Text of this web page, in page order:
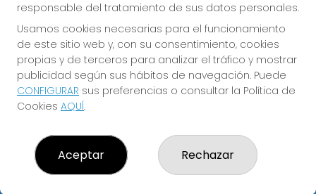
JUGAR LA QUINIELA
LOTERÍA PRECIADOS "EL JOROBADO DE LA SUERTE"
¿Quiénes somos?
Comprar lotería
Resultados
Contacto
responsable del tratamiento de sus datos personales.
Usamos cookies necesarias para el funcionamiento
de este sitio web y, con su consentimiento, cookies
propias y de terceros para analizar el tráfico y mostrar
publicidad según sus hábitos de navegación. Puede
CONFIGURAR sus preferencias o consultar la Política de
Cookies AQUÍ.
Aceptar Rechazar